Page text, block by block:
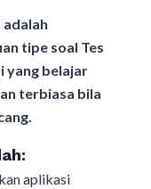
adalah
tipe soal Tes
yang belajar
terbiasa bila
aplikasi